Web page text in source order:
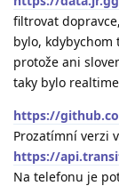
filtrovat
bylo, kdybychom
protože ani
taky bylo
https://
Prozatímní verzi
https://
Na telefonu je